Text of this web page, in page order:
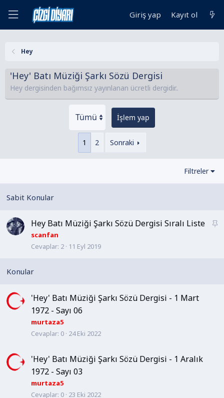
Giriş yap Kayıt ol
Hey
'Hey' Batı Müziği Şarkı Sözü Dergisi
Hey dergisinden bağımsız yayınlanan ücretli dergidir..
İşlem yap
1 2 Sonraki
Filtreler
S
Hey Batı Müziği Şarkı Sözü Dergisi Sıralı Liste
scanfan
Cevaplar 2 11 Eyl 2019
'Hey' Batı Müziği Şarkı Sözü Dergisi - 1 Mart
1972 - Sayı 06
murtaza5
Cevaplar 0 24 Eki 2022
'Hey' Batı Müziği Şarkı Sözü Dergisi - 1 Aralık
1972 - Sayı 03
murtaza5
Cevaplar 0 23 Eki 2022